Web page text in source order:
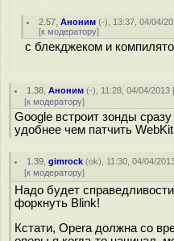
2.57 ,Аноним (-), 13:37, 04/04/
[к модератору]
с блекджеком и
1.38 ,Аноним (-), 11:28, 04/04/2013
[к модератору]
Google встроит зонды
удобнее чем патчить WebKit
1.39 ,gimrock (ok), 11:30, 04/04/
[к модератору]
Надо будет
форкнуть Blink!
Кстати, Opera должна со